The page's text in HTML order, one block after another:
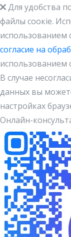
Для удобства
файлы cоокіe.
использованием
согласие на
использованием
В случае
данных вы
настройках
Онлайн-